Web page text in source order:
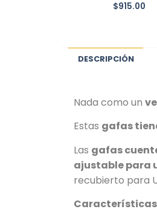
$915.00
DESCRIPCIÓN
Nada como un
Estas gafas
Las gafas
ajustable para
recubierto para
Características